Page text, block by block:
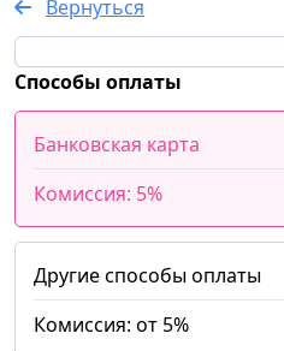
Вернуться
Способы оплаты
Банковская карта
Комиссия: 5%
Другие способы оплаты
Комиссия: от 5%